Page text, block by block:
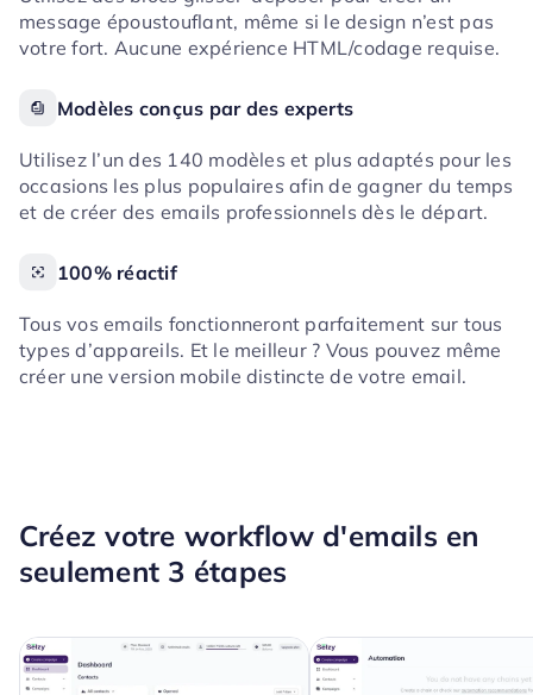
message époustouflant, même si le design n’est pas
votre fort. Aucune expérience HTML/codage requise.
Modèles conçus par des experts
Utilisez l’un des 140 modèles et plus adaptés pour les
occasions les plus populaires afin de gagner du temps
et de créer des emails professionnels dès le départ.
100% réactif
Tous vos emails fonctionneront parfaitement sur tous
types d’appareils. Et le meilleur ? Vous pouvez même
créer une version mobile distincte de votre email.
Créez votre workflow d'emails en
seulement 3 étapes